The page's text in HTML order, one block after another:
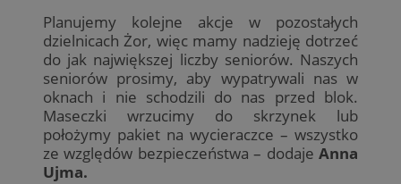
Planujemy kolejne akcje w pozostałych
dzielnicach Żor, więc mamy nadzieję dotrzeć
do jak największej liczby seniorów. Naszych
seniorów prosimy, aby wypatrywali nas w
oknach i nie schodzili do nas przed blok.
Maseczki wrzucimy do skrzynek lub
położymy pakiet na wycieraczce – wszystko
ze względów bezpieczeństwa – dodaje Anna
Ujma.